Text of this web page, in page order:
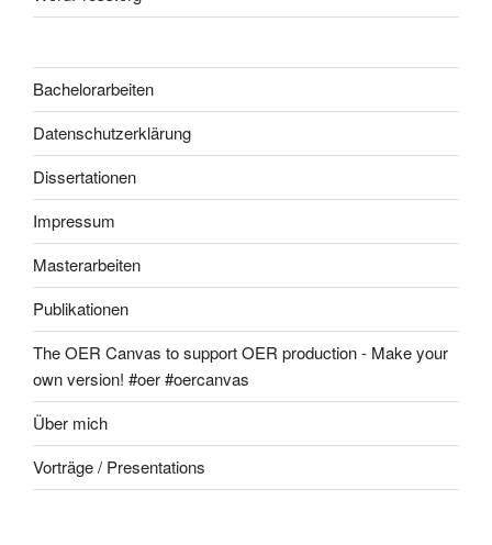
Bachelorarbeiten
Datenschutzerklärung
Dissertationen
Impressum
Masterarbeiten
Publikationen
The OER Canvas to support OER production - Make your
own version! #oer #oercanvas
Über mich
Vorträge / Presentations